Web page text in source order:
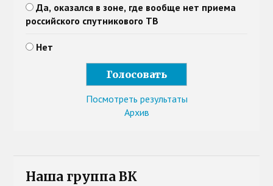
Да, оказался в зоне, где вообще нет приема
российского спутникового ТВ
Нет
Посмотреть результаты
Архив
Наша группа ВК